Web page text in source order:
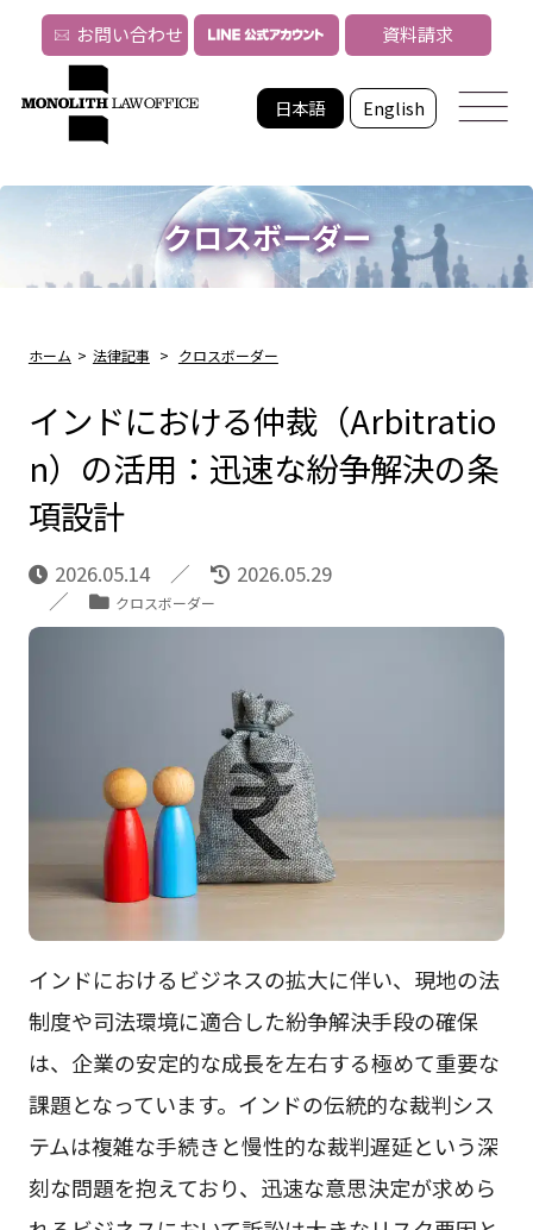
日本語 English
お問い合わせ 資料請求
クロスボーダー
ホーム > 法律記事 > クロスボーダー
インドにおける仲裁（Arbitratio
n）の活用：迅速な紛争解決の条
項設計
2026.05.14 2026.05.29
クロスボーダー
インドにおけるビジネスの拡大に伴い、現地の法
制度や司法環境に適合した紛争解決手段の確保
は、企業の安定的な成長を左右する極めて重要な
課題となっています。インドの伝統的な裁判シス
テムは複雑な手続きと慢性的な裁判遅延という深
刻な問題を抱えており、迅速な意思決定が求めら